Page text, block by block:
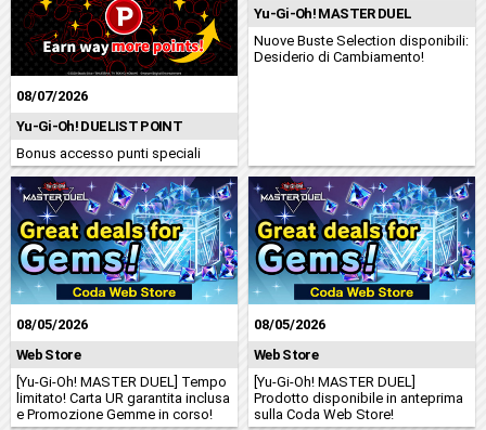
08/07/2026
Yu-Gi-Oh! DUELIST POINT
Bonus accesso punti speciali
Yu-Gi-Oh! MASTER DUEL
Nuove Buste Selection disponibili:
Desiderio di Cambiamento!
08/05/2026
Web Store
[Yu-Gi-Oh! MASTER DUEL] Tempo
limitato! Carta UR garantita inclusa
e Promozione Gemme in corso!
08/05/2026
Web Store
[Yu-Gi-Oh! MASTER DUEL]
Prodotto disponibile in anteprima
sulla Coda Web Store!